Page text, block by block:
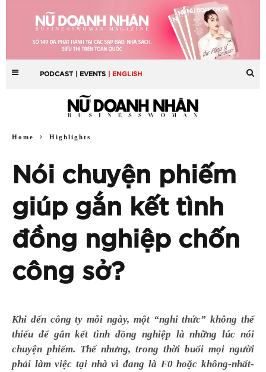
PODCAST | EVENTS | ENGLISH
Home Highlights
Nói chuyện phiếm
giúp gắn kết tình
đồng nghiệp chốn
công sở?
Khi đến công ty mỗi ngày, một “nghi thức” không thể
thiếu để gắn kết tình đồng nghiệp là những lúc nói
chuyện phiếm. Thế nhưng, trong thời buổi mọi người
phải làm việc tại nhà vì đang là F0 hoặc không-nhất-